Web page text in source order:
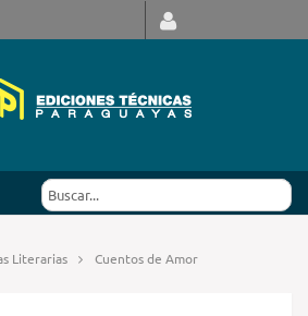
Literarias Cuentos de Amor